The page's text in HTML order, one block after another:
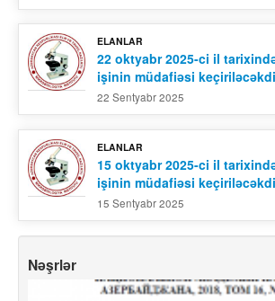
ELANLAR
22 oktyabr 2025-ci il
işinin müdafiəsi
22 Sentyabr 2025
ELANLAR
15 oktyabr 2025-ci il
işinin müdafiəsi
15 Sentyabr 2025
Nəşrlər